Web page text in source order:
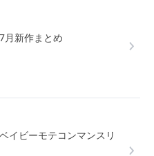
月新作まとめ
イビーモテコンマンスリ